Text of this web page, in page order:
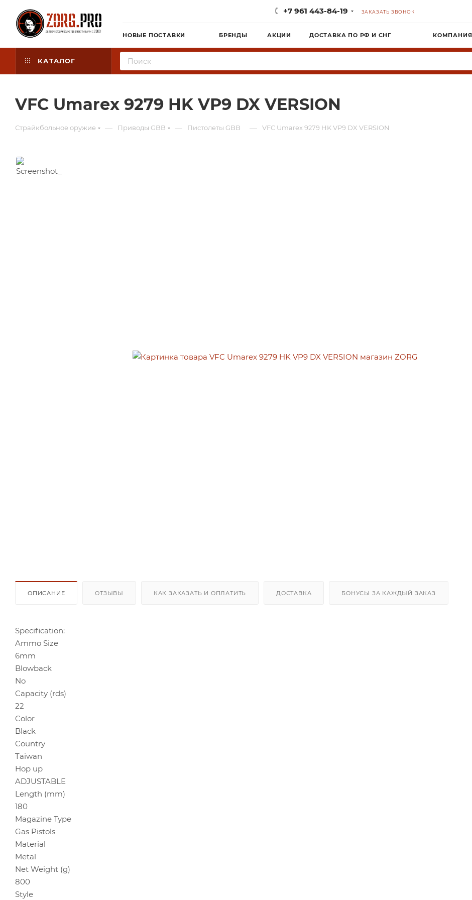
+7 961 443-84-19 ЗАКАЗАТЬ ЗВОНОК
НОВЫЕ ПОСТАВКИ БРЕНДЫ АКЦИИ ДОСТАВКА ПО РФ И СНГ КОМПАНИЯ
КАТАЛОГ
VFC Umarex 9279 HK VP9 DX VERSION
Страйкбольное оружие — Приводы GBB — Пистолеты GBB — VFC Umarex 9279 HK VP9 DX VERSION
ОПИСАНИЕ ОТЗЫВЫ КАК ЗАКАЗАТЬ И ОПЛАТИТЬ ДОСТАВКА БОНУСЫ ЗА КАЖДЫЙ ЗАКАЗ
Specification:
Ammo Size
6mm
Blowback
No
Capacity (rds)
22
Color
Black
Country
Taiwan
Hop up
ADJUSTABLE
Length (mm)
180
Magazine Type
Gas Pistols
Material
Metal
Net Weight (g)
800
Style